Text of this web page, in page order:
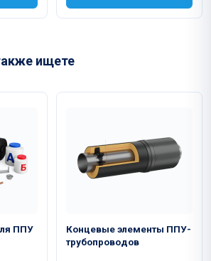
ищете
ППУ
Концевые элементы ППУ-
трубопроводов